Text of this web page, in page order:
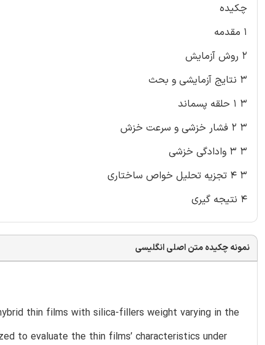
چکیده
۱ مقدمه
۲ روش آزمایش
۳ نتایج آزمایشی و بحث
۳ ۱ حلقه پسماند
۳ ۲ فشار خزشی و سرعت خزش
۳ ۳ وادادگی خزشی
۳ ۴ تجزیه تحلیل خواص ساختاری
۴ نتیجه گیری
نمونه چکیده متن اصلی انگلیسی
thin films with silica-fillers weight varying in the
to evaluate the thin films’ characteristics under